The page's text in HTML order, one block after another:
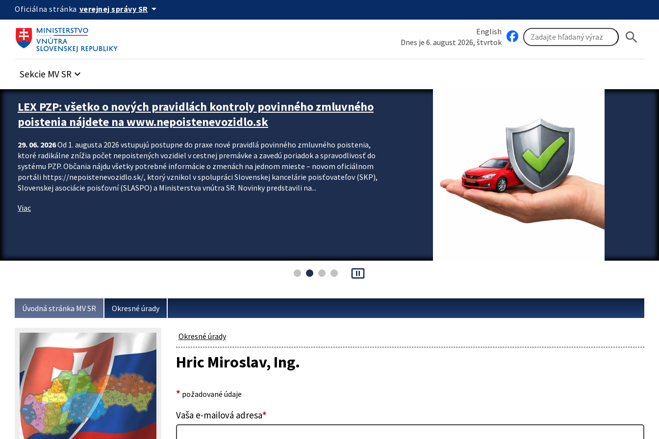
Preskocit na hlavný obsah
Oficiálna stránka verejnej správy SR arrow_drop_down
English
Dnes je 6. august 2026, štvrtok
search
Sekcie MV SR keyboard_arrow_down
Zastavit automatický posun upútavok
LEX PZP: všetko o nových pravidlách kontroly povinného zmluvného
poistenia nájdete na www.nepoistenevozidlo.sk
29. 06. 2026Od 1. augusta 2026 vstupujú postupne do praxe nové pravidlá povinného zmluvného poistenia,
ktoré radikálne znížia počet nepoistených vozidiel v cestnej premávke a zavedú poriadok a spravodlivosť do
systému PZP. Občania nájdu všetky potrebné informácie o zmenách na jednom mieste – novom oficiálnom
portáli https://nepoistenevozidlo.sk/, ktorý vznikol v spolupráci Slovenskej kancelárie poisťovateľov (SKP),
Slovenskej asociácie poisťovní (SLASPO) a Ministerstva vnútra SR. Novinky predstavili na...
Viac
pause_presentation
Úvodná stránka MV SR Okresné úrady
Okresné úrady
Hric Miroslav, Ing.
* požadované údaje
Vaša e-mailová adresa*